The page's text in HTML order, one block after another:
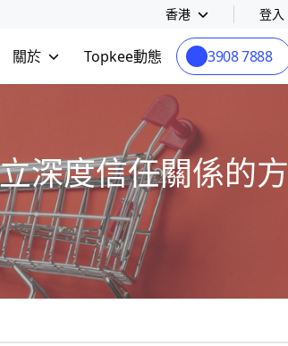
香港 登入
關於 Topkee動態 3908 7888
深度信任關係的方